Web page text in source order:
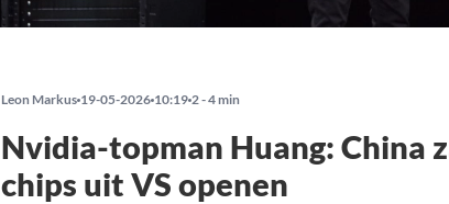
Leon Markus 19-05-2026 10:19 2 - 4 min
Nvidia-topman Huang: China
chips uit VS openen